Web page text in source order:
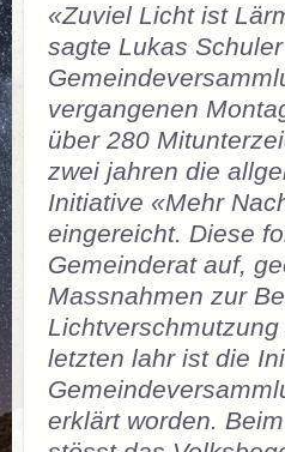
«Zuviel Licht ist
sagte Lukas
vergangenen
über 280
zwei jahren die
Initiative «Mehr
eingereicht. Diese
Gemeinderat auf,
Massnahmen zur
letzten lahr ist die
erklärt worden.